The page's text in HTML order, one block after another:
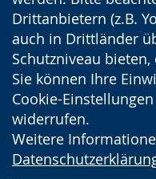
Drittanbietern (z.B.
auch in Drittländer
Schutzniveau
Sie können Ihre
Cookie-
widerrufen.
Weitere